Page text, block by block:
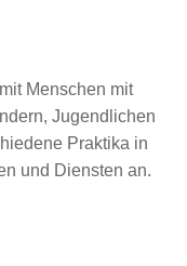
Menschen mit
Jugendlichen
Praktika in
und Diensten an.